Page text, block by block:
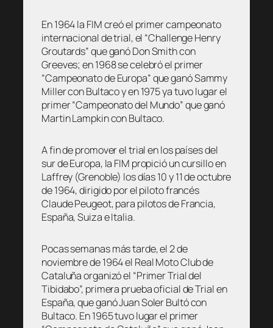
En 1964 la FIM creó el primer campeonato
internacional de trial, el “Challenge Henry
Groutards” que ganó Don Smith con
Greeves; en 1968 se celebró el primer
“Campeonato de Europa” que ganó Sammy
Miller con Bultaco y en 1975 ya tuvo lugar el
primer “Campeonato del Mundo” que ganó
Martin Lampkin con Bultaco.
A fin de promover el trial en los países del
sur de Europa, la FIM propició un cursillo en
Laffrey (Grenoble) los días 10 y 11 de octubre
de 1964, dirigido por el piloto francés
Claude Peugeot, para pilotos de Francia,
España, Suiza e Italia.
Pocas semanas más tarde, el 2 de
noviembre de 1964 el Real Moto Club de
Cataluña organizó el “Primer Trial del
Tibidabo”, primera prueba oficial de Trial en
España, que ganó Juan Soler Bultó con
Bultaco. En 1965 tuvo lugar el primer